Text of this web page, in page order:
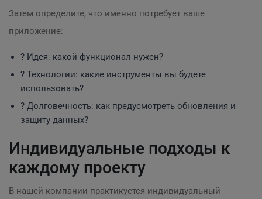
Затем определите, что именно потребует ваше
приложение:
? Идея: какой функционал нужен?
?️ Технологии: какие инструменты вы будете
использовать?
? Долговечность: как предусмотреть обновления и
защиту данных?
Индивидуальные подходы к
каждому проекту
В нашей компании практикуется индивидуальный